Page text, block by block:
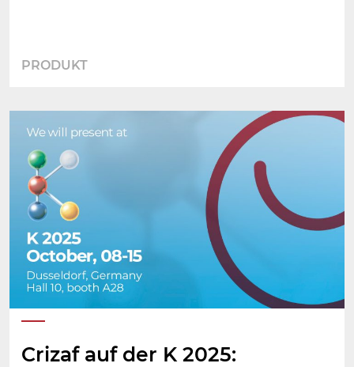
PRODUKT
Crizaf auf der K 2025: